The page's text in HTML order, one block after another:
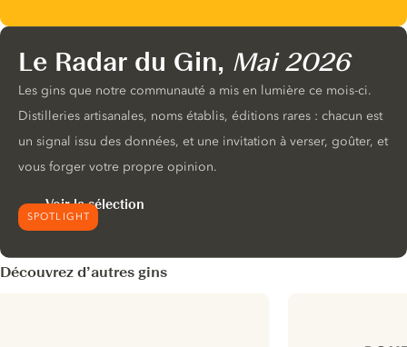
SPOTLIGHT
Le Radar du Gin, Mai 2026
Les gins que notre communauté a mis en lumière ce mois-ci.
Distilleries artisanales, noms établis, éditions rares : chacun est
un signal issu des données, et une invitation à verser, goûter, et
vous forger votre propre opinion.
Voir la sélection
Découvrez d’autres gins